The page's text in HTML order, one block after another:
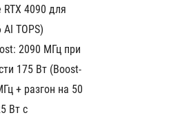
RTX 4090 для
TOPS)
2090 МГц при
175 Вт (Boost-
+ разгон на 50
Вт с